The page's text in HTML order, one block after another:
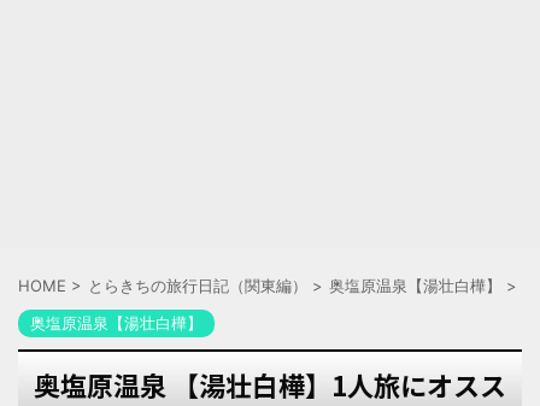
HOME > とらきちの旅行日記（関東編） > 奥塩原温泉【湯壮白樺】
>
奥塩原温泉【湯壮白樺】
奥塩原温泉 【湯壮白樺】1人旅にオスス